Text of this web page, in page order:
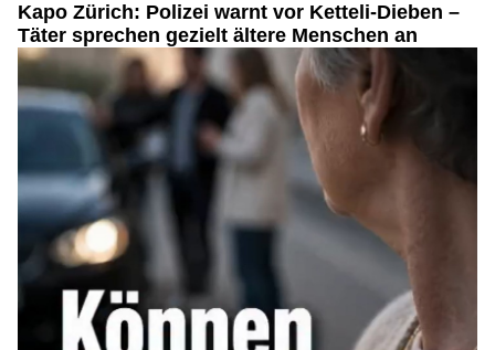
Kapo Zürich: Polizei warnt vor Ketteli-Dieben –
Täter sprechen gezielt ältere Menschen an